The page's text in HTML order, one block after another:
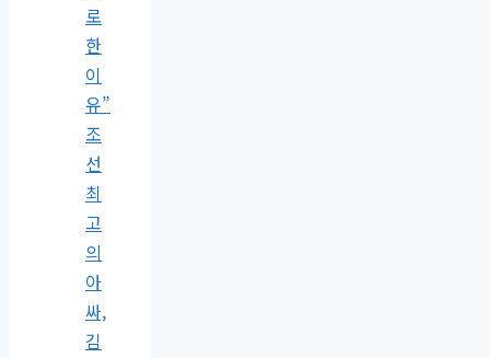
로
한
이
유”
조
선
최
고
의
아
싸,
김